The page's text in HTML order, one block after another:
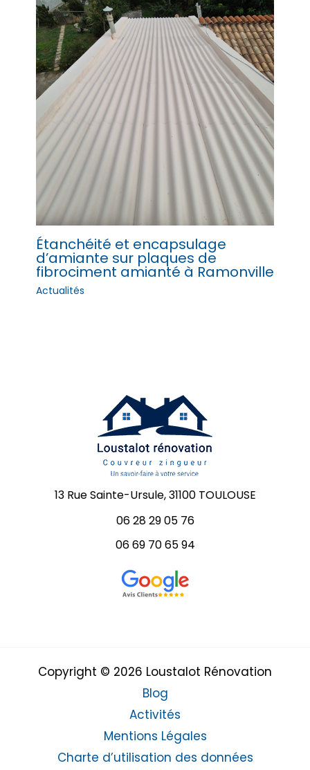
Étanchéité et encapsulage
d’amiante sur plaques de
fibrociment amianté à Ramonville
Actualités
13 Rue Sainte-Ursule, 31100 TOULOUSE
06 28 29 05 76
06 69 70 65 94
Copyright © 2026 Loustalot Rénovation
Blog
Activités
Mentions Légales
Charte d’utilisation des données